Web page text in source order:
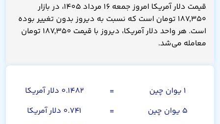
قیمت دلار آمریکا امروز جمعه ۱۶ مرداد ۱۴۰۵، در بازار
۱۸۷,۳۵۰ تومان است که نسبت به دیروز بدون تغییر بوده
است. هر واحد دلار آمریکا، دیروز با قیمت ۱۸۷,۳۵۰ تومان
معامله می‌شد.
۱ یوان چین =
۰.۱۴۸۲ دلار آمریکا
۵ یوان چین
=
۰.۷۴۱ دلار آمریکا